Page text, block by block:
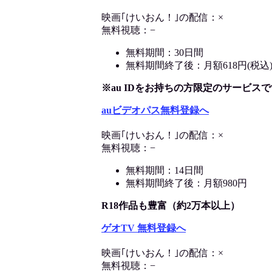
映画｢けいおん！｣の配信：×
無料視聴：−
無料期間：30日間
無料期間終了後：月額618円(税込)
※au IDをお持ちの方限定のサービス
auビデオパス無料登録へ
映画｢けいおん！｣の配信：×
無料視聴：−
無料期間：14日間
無料期間終了後：月額980円
R18作品も豊富（約2万本以上）
ゲオTV 無料登録へ
映画｢けいおん！｣の配信：×
無料視聴：−